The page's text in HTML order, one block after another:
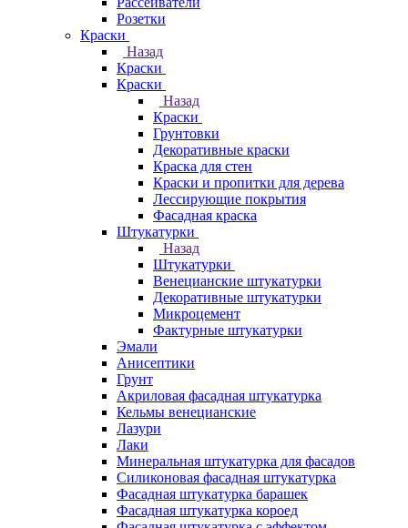
Розетки
Краски
Назад
Краски
Краски
Назад
Краски
Грунтовки
Декоративные краски
Краска для стен
Краски и пропитки для дерева
Лессирующие покрытия
Фасадная краска
Штукатурки
Назад
Штукатурки
Венецианские штукатурки
Декоративные штукатурки
Микроцемент
Фактурные штукатурки
Эмали
Анисептики
Грунт
Акриловая фасадная штукатурка
Кельмы венецианские
Лазури
Лаки
Минеральная штукатурка для фасадов
Силиконовая фасадная штукатурка
Фасадная штукатурка барашек
Фасадная штукатурка короед